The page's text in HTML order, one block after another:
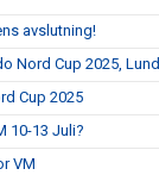
avslutning!
Nord Cup 2025, Lund
Cup 2025
10-13 Juli?
VM